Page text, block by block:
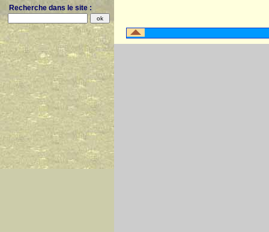
Recherche dans le site :